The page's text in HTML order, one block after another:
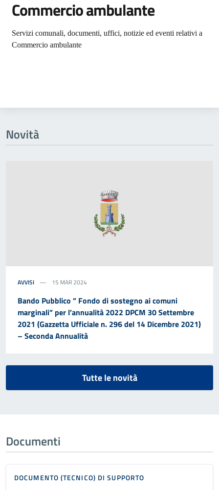
Commercio ambulante
Dettagli dell'argomento
Servizi comunali, documenti, uffici, notizie ed eventi relativi a
Commercio ambulante
Novità
AVVISI 15 MAR 2024
Bando Pubblico ” Fondo di sostegno ai comuni
marginali” per l’annualità 2022 DPCM 30 Settembre
2021 (Gazzetta Ufficiale n. 296 del 14 Dicembre 2021)
– Seconda Annualità
Tutte le novità
Documenti
DOCUMENTO (TECNICO) DI SUPPORTO